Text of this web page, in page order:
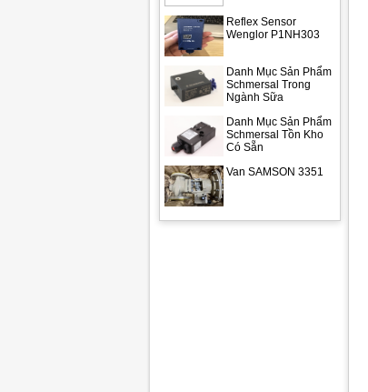
Reflex Sensor
Wenglor P1NH303
Danh Mục Sản Phẩm
Schmersal Trong
Ngành Sữa
Danh Mục Sản Phẩm
Schmersal Tồn Kho
Có Sẵn
Van SAMSON 3351